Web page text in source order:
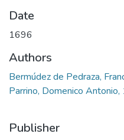
Date
1696
Authors
Bermúdez de Pedraza,
Parrino, Domenico
Publisher